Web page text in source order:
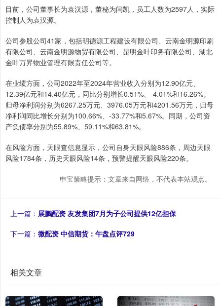
目前，公司董事长为袁汉源，董秘为闫凯，员工人数为2597人，实际
控制人为袁汉源。
公司参股公司41家，包括明德源工程建设有限公司、云南金明源印刷
有限公司、云南金明源物贸有限公司、昆明金叶印务有限公司、湖北
金叶万昇物业管理有限责任公司等。
在业绩方面，公司2022年至2024年营业收入分别为12.90亿元、
12.39亿元和14.40亿元，同比分别增长0.51%、-4.01%和16.26%。
归母净利润分别为6267.25万元、3976.05万元和4201.56万元，归母
净利润同比增长分别为100.66%、-33.77%和5.67%。同期，公司资
产负债率分别为55.89%、59.11%和63.81%。
在风险方面，天眼查信息显示，公司自身天眼风险886条，周边天眼
风险1784条，历史天眼风险14条，预警提醒天眼风险220条。
申宝策略提示：文章来自网络，不代表本站观点。
上一篇： 展鵬配资 友发集团7月为子公司提供12亿担保
下一篇： 微配资 中信期货：午盘点评729
相关文章